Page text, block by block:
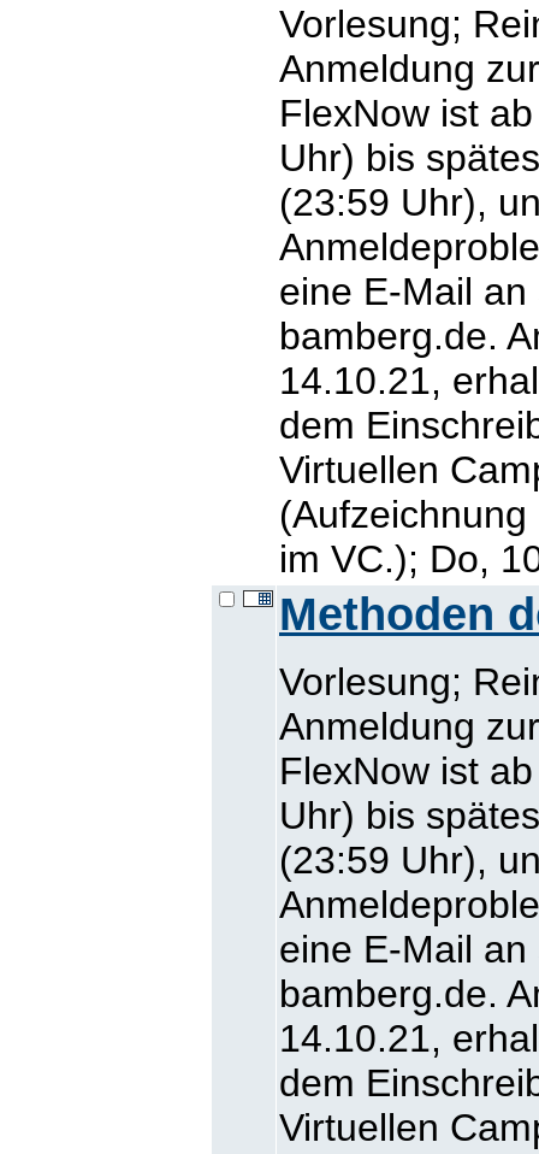
Vorlesung;
Anmeldung
FlexNow ist
Uhr) bis
(23:59 Uhr),
eine E-Mail
bamberg.de.
14.10.21,
dem
Virtuellen
im VC.); Do,
Methoden
Vorlesung;
Anmeldung
FlexNow ist
Uhr) bis
(23:59 Uhr),
eine E-Mail
bamberg.de.
14.10.21,
dem
Virtuellen